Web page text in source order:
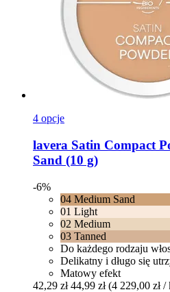
4 opcje
lavera Satin Compact
Sand (10 g)
-6%
04 Medium Sand
01 Light
02 Medium
03 Tanned
Do każdego rodzaju
Delikatny i długo się
Matowy efekt
42,29 zł 44,99 zł (4 229,00 zł /